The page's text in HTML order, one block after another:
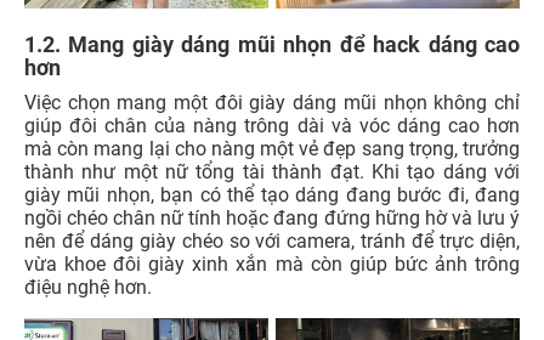
1.2. Mang giày dáng mũi nhọn để hack dáng cao
hơn
Việc chọn mang một đôi giày dáng mũi nhọn không chỉ
giúp đôi chân của nàng trông dài và vóc dáng cao hơn
mà còn mang lại cho nàng một vẻ đẹp sang trọng, trưởng
thành như một nữ tổng tài thành đạt. Khi tạo dáng với
giày mũi nhọn, bạn có thể tạo dáng đang bước đi, đang
ngồi chéo chân nữ tính hoặc đang đứng hững hờ và lưu ý
nên để dáng giày chéo so với camera, tránh để trực diện,
vừa khoe đôi giày xinh xắn mà còn giúp bức ảnh trông
điệu nghệ hơn.